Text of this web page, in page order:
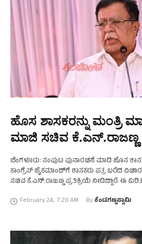
ಹೊಸ ಶಾಸಕರನ್ನು ಮಂತ್ರಿ
ಮಾಜಿ ಸಚಿವ ಕೆ.ಎನ್.ರಾಜಣ್ಣ
ಬೆಂಗಳೂರು: ಸಂಪುಟ ಪುನಾರಚನೆ ಮಾಡಿ ಹೊಸ
ಕಾಂಗ್ರೆಸ್‌ ಹೈಕಮಾಂಡ್‌ಗೆ ಶಾಸಕರು ಪತ್ರ ಬರೆದ
ಸಚಿವ ಕೆ.ಎನ್.ರಾಜಣ್ಣ ಪ್ರತಿಕ್ರಿಯೆ ನೀಡಿದ್ದಾರೆ. ಈ
February 24, 7:20 AM By ಕೆಂಡಗಣ್ಣಸ್ವಾಮಿ